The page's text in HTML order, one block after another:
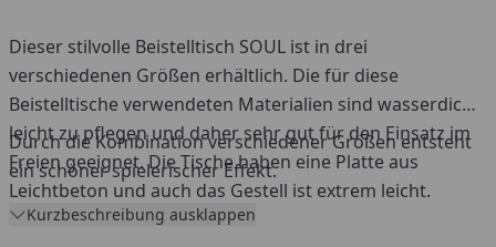
Dieser stilvolle Beistelltisch SOUL ist in drei
verschiedenen Größen erhältlich. Die für diese
Beistelltische verwendeten Materialien sind wasserdicht,
leicht zu pflegen und daher sehr gut für den Einsatz im
Freien geeignet. Die Tische haben eine Platte aus
Leichtbeton und auch das Gestell ist extrem leicht.
Dadurch lassen sich die Tische leicht verschieben.
Durch die Kombination verschiedener Größen entsteht
ein schöner spielerischer Effekt.
Kurzbeschreibung ausklappen